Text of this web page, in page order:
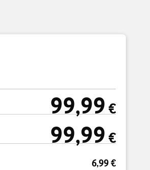
99,99 € einmal
99,99 €
99,99 € pro Monat
99,99 €
6,99 €